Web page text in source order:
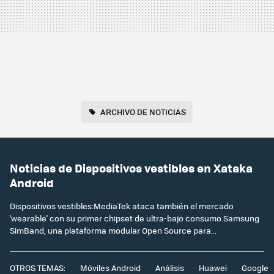
ARCHIVO DE NOTICIAS
Noticias de Dispositivos vestibles en Xataka
Android
Dispositivos vestibles:MediaTek ataca también el mercado
'wearable' con su primer chipset de ultra-bajo consumo.Samsung
SimBand, una plataforma modular Open Source para...
OTROS TEMAS: Móviles Android Análisis Huawei Google